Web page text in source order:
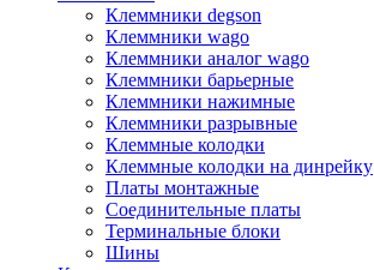
Клеммники degson
Клеммники wago
Клеммники аналог wago
Клеммники барьерные
Клеммники нажимные
Клеммники разрывные
Клеммные колодки
Клеммные колодки на динрейку
Платы монтажные
Соединительные платы
Терминальные блоки
Шины